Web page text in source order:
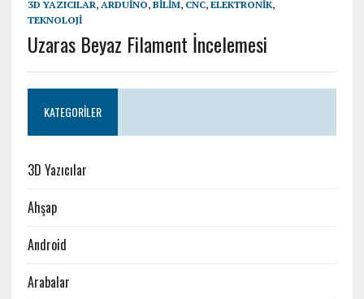
3D YAZICILAR, ARDUINO, BILIM, CNC, ELEKTRONIK,
TEKNOLOJI
Uzaras Beyaz Filament İncelemesi
KATEGORILER
3D Yazıcılar
Ahşap
Android
Arabalar